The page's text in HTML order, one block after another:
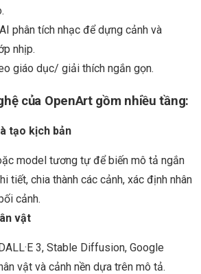
phân tích nhạc để dựng cảnh và
nhịp.
giáo dục/ giải thích ngắn gọn.
của OpenArt gồm nhiều tầng:
tạo kịch bản
model tương tự để biến mô tả ngắn
tiết, chia thành các cảnh, xác định nhân
cảnh.
vật
3, Stable Diffusion, Google
vật và cảnh nền dựa trên mô tả.